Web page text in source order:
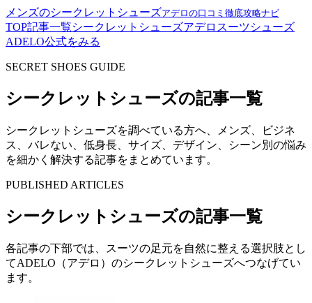
メンズのシークレットシューズアデロの口コミ徹底攻略ナビ
TOP記事一覧シークレットシューズアデロ スーツシューズ
ADELO公式をみる
SECRET SHOES GUIDE
シークレットシューズの記事一覧
シークレットシューズを調べている方へ、メンズ、ビジネ
ス、バレない、低身長、サイズ、デザイン、シーン別の悩み
を細かく解決する記事をまとめています。
PUBLISHED ARTICLES
シークレットシューズの記事一覧
各記事の下部では、スーツの足元を自然に整える選択肢とし
てADELO（アデロ）のシークレットシューズへつなげてい
ます。